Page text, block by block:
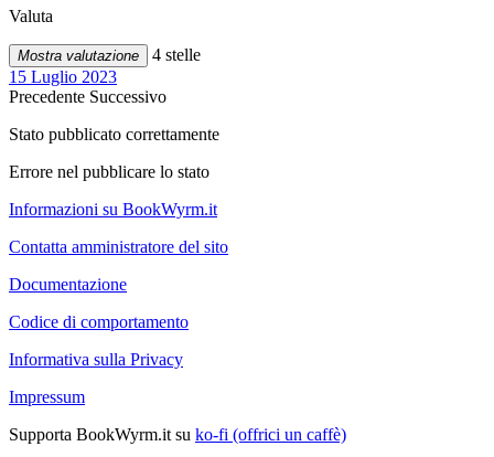
Valuta
Mostra valutazione
4 stelle
15 Luglio 2023
Precedente Successivo
Stato pubblicato correttamente
Errore nel pubblicare lo stato
Informazioni su BookWyrm.it
Contatta amministratore del sito
Documentazione
Codice di comportamento
Informativa sulla Privacy
Impressum
Supporta BookWyrm.it su ko-fi (offrici un caffè)